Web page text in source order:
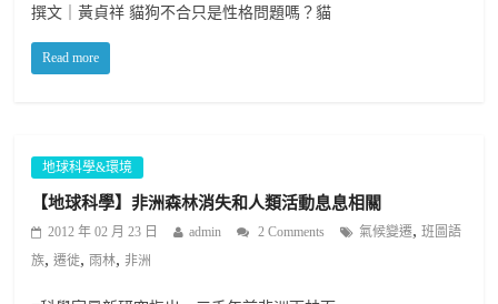
撰文｜黃貞祥 貓狗不合只是性格問題嗎？貓
Read more
地球科學&環境
【地球科學】非洲森林消失和人類活動息息相關
2012 年 02 月 23 日 admin 2 Comments 氣候變遷,班圖語
族,遷徙,雨林,非洲